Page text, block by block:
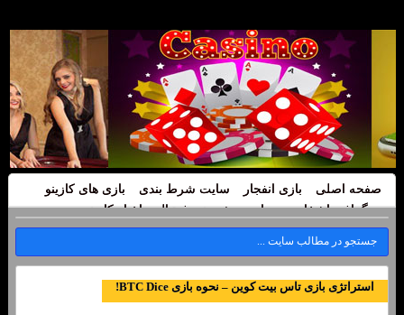
صفحه اصلی بازی انفجار سایت شرط بندی
بازی های کازینو
بیوگرافی اشخاص
سایت پیش بینی فوتبال اخبار کازینو
استراتژی بازی تاس بیت کوین – نحوه بازی BTC Dice!